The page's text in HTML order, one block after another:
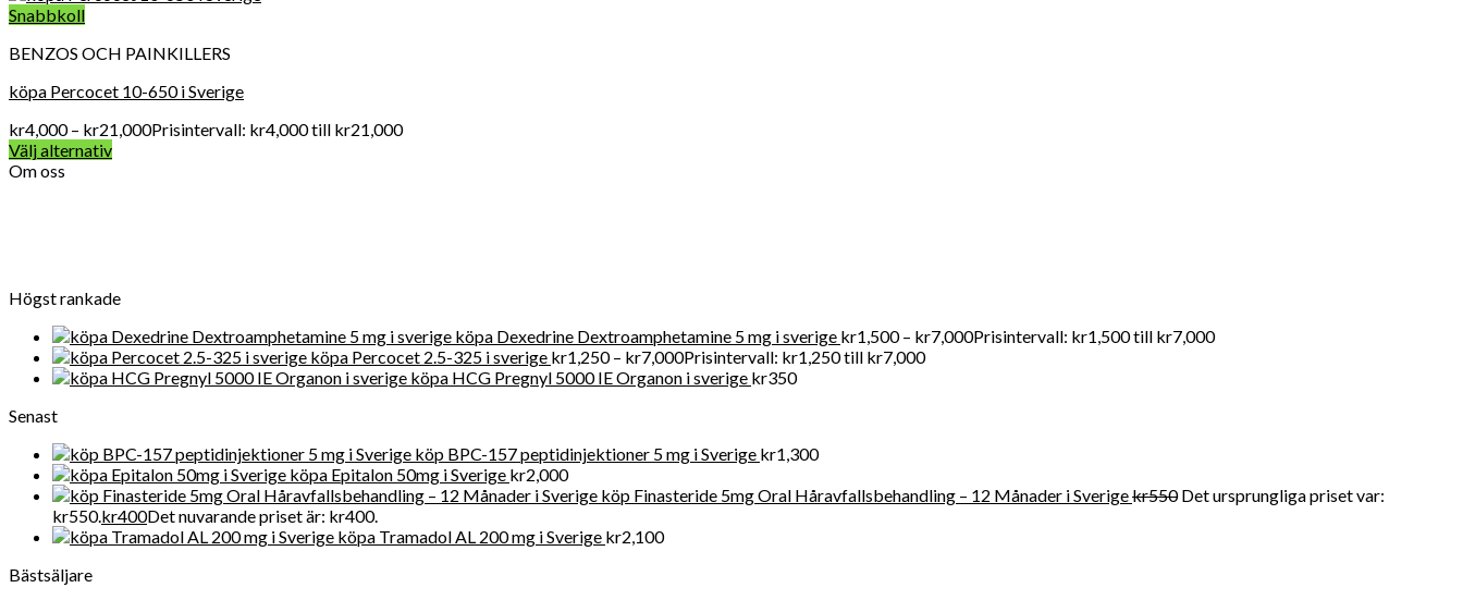
Snabbkoll
BENZOS OCH PAINKILLERS
köpa Percocet 10-650 i Sverige
kr4,000 – kr21,000Prisintervall: kr4,000 till kr21,000
Välj alternativ
Om oss
Högst rankade
köpa Dexedrine Dextroamphetamine 5 mg i sverige kr1,500 – kr7,000Prisintervall: kr1,500 till kr7,000
köpa Percocet 2.5-325 i sverige kr1,250 – kr7,000Prisintervall: kr1,250 till kr7,000
köpa HCG Pregnyl 5000 IE Organon i sverige kr350
Senast
köp BPC-157 peptidinjektioner 5 mg i Sverige kr1,300
köpa Epitalon 50mg i Sverige kr2,000
köp Finasteride 5mg Oral Håravfallsbehandling – 12 Månader i Sverigekr550 Det ursprungliga priset var:
kr550.kr400Det nuvarande priset är: kr400.
köpa Tramadol AL 200 mg i Sverige kr2,100
Bästsäljare